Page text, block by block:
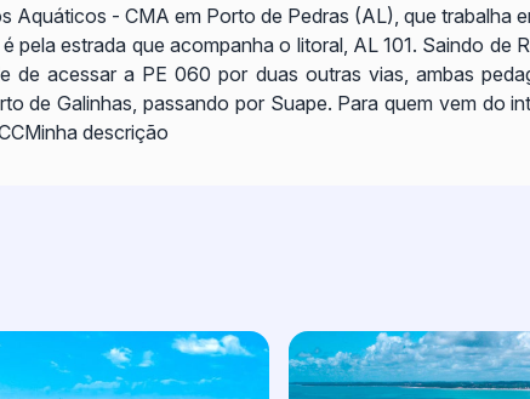
Aquáticos - CMA em Porto de Pedras (AL), que trabalha
pela estrada que acompanha o litoral, AL 101. Saindo de
de acessar a PE 060 por duas outras vias, ambas
de Galinhas, passando por Suape. Para quem vem do
descrição